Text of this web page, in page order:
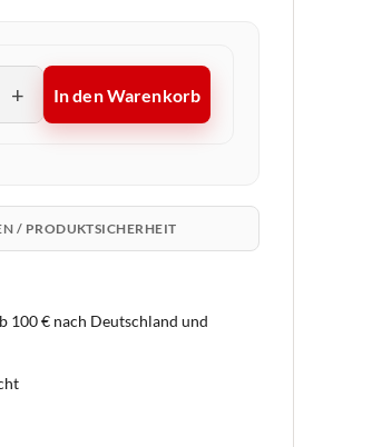
+ In den Warenkorb
/ PRODUKTSICHERHEIT
100 € nach Deutschland und